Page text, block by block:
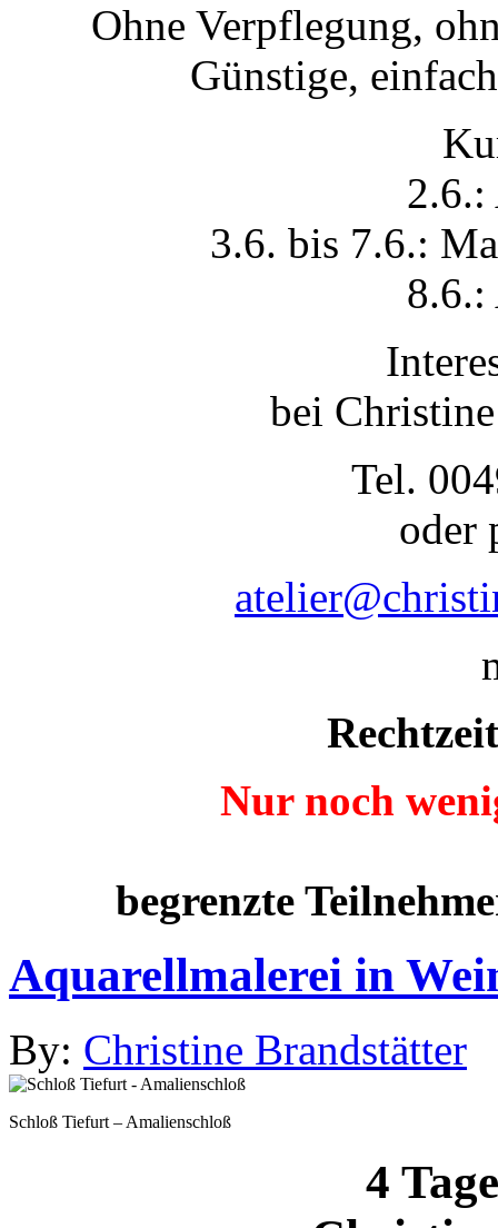
Ohne Verpflegung,
Günstige,
2.6.:
3.6. bis 7.6.:
8.6.:
bei
Tel.
oder
Nur noch
begrenzte
Aquarellmalerei in
By: Christine Brandstätter
Schloß Tiefurt – Amalienschloß
4